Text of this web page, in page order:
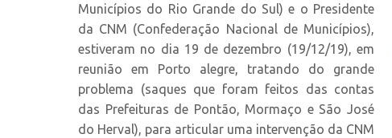
Municípios do Rio Grande do Sul) e o Presidente
da CNM (Confederação Nacional de Municípios),
estiveram no dia 19 de dezembro (19/12/19), em
reunião em Porto alegre, tratando do grande
problema (saques que foram feitos das contas
das Prefeituras de Pontão, Mormaço e São José
do Herval), para articular uma intervenção da CNM